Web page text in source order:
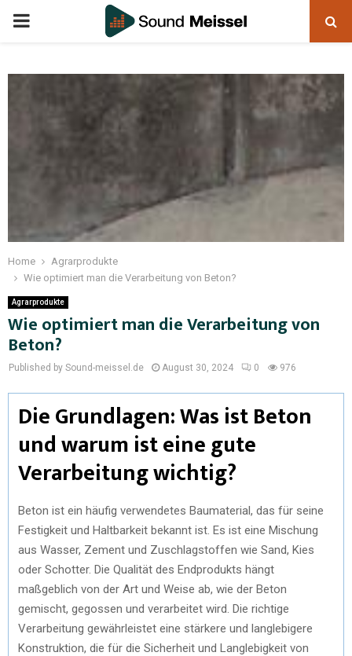
Home
Agrarprodukte
Wie optimiert man die Verarbeitung von Beton?
Agrarprodukte
Wie optimiert man die Verarbeitung von
Beton?
Published by Sound-meissel.de August 30, 2024 0 976
Die Grundlagen: Was ist Beton
und warum ist eine gute
Verarbeitung wichtig?
Beton ist ein häufig verwendetes Baumaterial, das für seine
Festigkeit und Haltbarkeit bekannt ist. Es ist eine Mischung
aus Wasser, Zement und Zuschlagstoffen wie Sand, Kies
oder Schotter. Die Qualität des Endprodukts hängt
maßgeblich von der Art und Weise ab, wie der Beton
gemischt, gegossen und verarbeitet wird. Die richtige
Verarbeitung gewährleistet eine stärkere und langlebigere
Konstruktion, die für die Sicherheit und Langlebigkeit von